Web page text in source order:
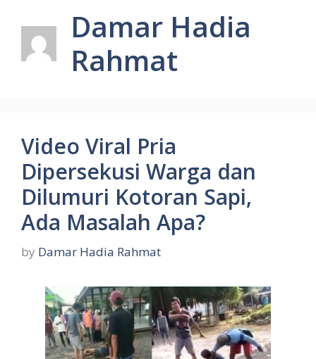
Damar Hadia
Rahmat
Video Viral Pria
Dipersekusi Warga dan
Dilumuri Kotoran Sapi,
Ada Masalah Apa?
by Damar Hadia Rahmat